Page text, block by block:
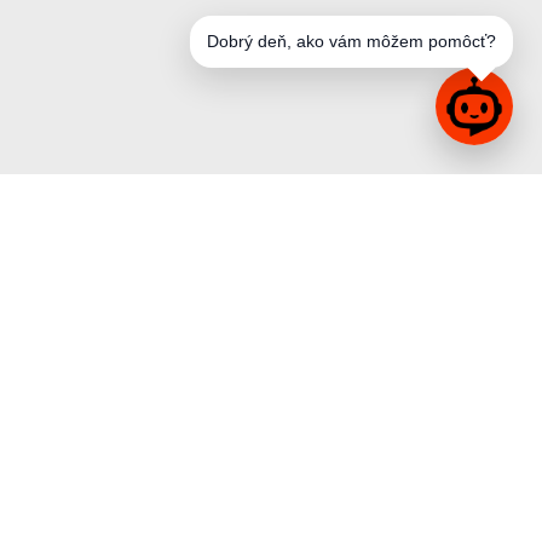
Dobrý deň, ako vám môžem pomôcť?